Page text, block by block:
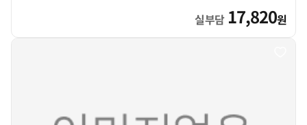
실부담 17,820원